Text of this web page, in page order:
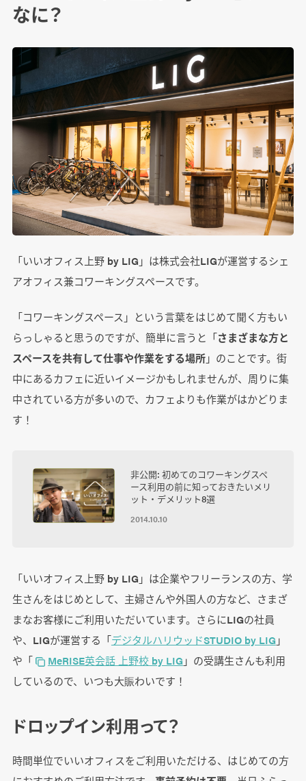
す！
なに？
「いいオフィス上野 by LIG」は株式会社LIGが運営するシェ
アオフィス兼コワーキングスペースです。
「コワーキングスペース」という言葉をはじめて聞く方もい
らっしゃると思うのですが、簡単に言うと「さまざまな方と
スペースを共有して仕事や作業をする場所」のことです。街
中にあるカフェに近いイメージかもしれませんが、周りに集
中されている方が多いので、カフェよりも作業がはかどりま
す！
非公開: 初めてのコワーキングスペ
ース利用の前に知っておきたいメリ
ット・デメリット8選
2014.10.10
「いいオフィス上野 by LIG」は企業やフリーランスの方、学
生さんをはじめとして、主婦さんや外国人の方など、さまざ
まなお客様にご利用いただいています。さらにLIGの社員
や、LIGが運営する「デジタルハリウッドSTUDIO by LIG 」
や「
MeRISE英会話 上野校 by LIG 」の受講生さんも利用
しているので、いつも大賑わいです！
ドロップイン利用って？
時間単位でいいオフィスをご利用いただける、はじめての方